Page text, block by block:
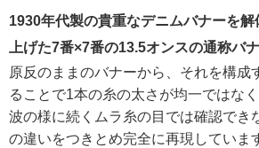
1930年代製の貴重なデニムバナーを解
上げた7番×7番の13.5オンスの通称バ
原反のままのバナーから、それを構成
ることで1本の糸の太さが均一ではな
波の様に続くムラ糸の目では確認でき
の違いをつきとめ完全に再現していま